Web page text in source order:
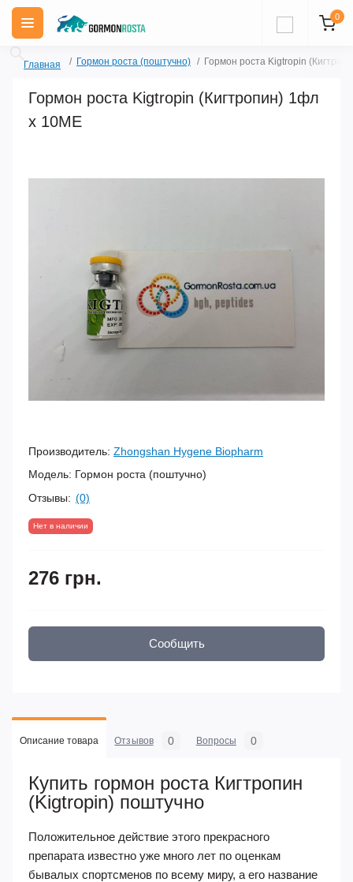
0
Главная Гормон роста (поштучно) Гормон роста Kigtropin
Гормон роста Kigtropin (Кигтропин) 1фл
х 10ME
Производитель: Zhongshan Hygene Biopharm
Модель: Гормон роста (поштучно)
Отзывы: (0)
Нет в наличии
276 грн.
Сообщить
Описание товара Отзывов 0 Вопросы 0
Купить гормон роста Кигтропин
(Kigtropin) поштучно
Положительное действие этого прекрасного
препарата известно уже много лет по оценкам
бывалых спортсменов по всему миру, а его название